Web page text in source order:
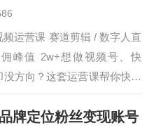
案脚本到账号运营，搭配AI
频运营课 赛道剪辑 / 数字人直
峰值 2w+想做视频号、快
没方向？这套运营课帮你快速
三大平台全链路玩法，20 +
辑实操（老年生活、美食口
牌定位粉丝变现账号